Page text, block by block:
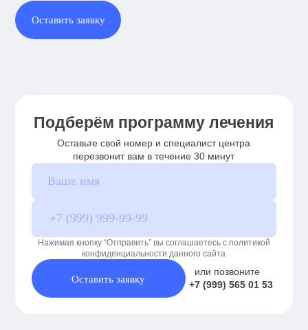
Оставить заявку
Подберём программу лечения
Оставьте свой номер и специалист центра
перезвонит вам в течение 30 минут
Нажимая кнопку “Отправить” вы соглашаетесь с политикой
конфиденциальности данного сайта
Оставить заявку
или позвоните
+7 (999) 565 01 53